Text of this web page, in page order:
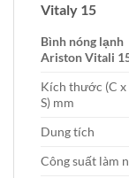
Vitaly 15
Bình nóng lạnh
Ariston Vitali
Kích thước (C x
S) mm
Dung tích
Công suất làm